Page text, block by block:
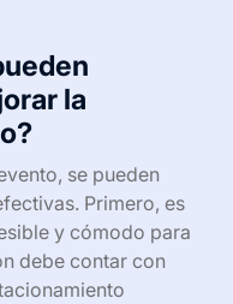
la
se pueden
Primero, es
y cómodo para
debe contar con